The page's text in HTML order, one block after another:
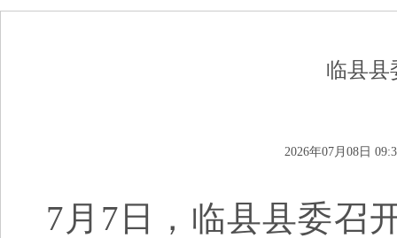
临县县
2026年07月08日
7月7日，临县县委召